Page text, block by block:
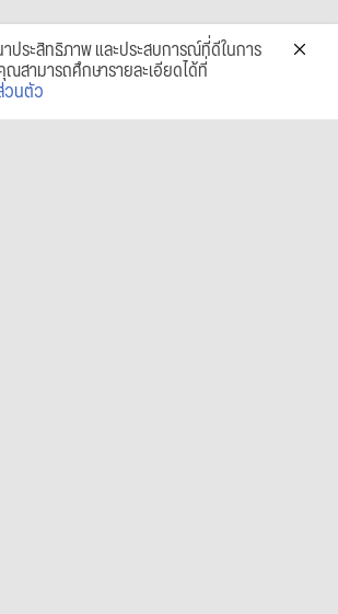
ประสิทธิภาพ และประสบการณ์ที่ดีในการ
สามารถศึกษารายละเอียดได้ที่
วนตัว